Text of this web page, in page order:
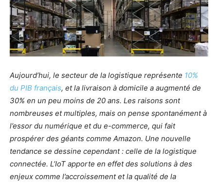
Aujourd’hui, le secteur de la logistique représente 10%
du PIB français, et la livraison à domicile a augmenté de
30% en un peu moins de 20 ans. Les raisons sont
nombreuses et multiples, mais on pense spontanément à
l’essor du numérique et du e-commerce, qui fait
prospérer des géants comme Amazon. Une nouvelle
tendance se dessine cependant : celle de la logistique
connectée. L’IoT apporte en effet des solutions à des
enjeux comme l’accroissement et la qualité de la